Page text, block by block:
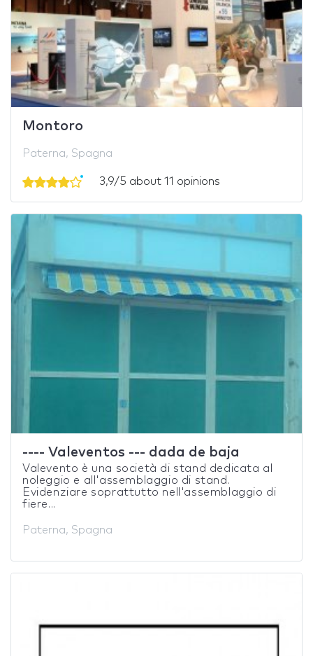
Montoro
Paterna, Spagna
3,9/5 about 11 opinions
---- Valeventos --- dada de baja
Valevento è una società di stand dedicata al
noleggio e all'assemblaggio di stand.
Evidenziare soprattutto nell'assemblaggio di
fiere...
Paterna, Spagna